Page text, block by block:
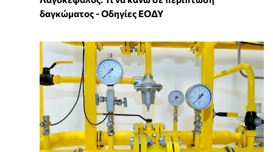
δαγκώματος - Οδηγίες ΕΟΔΥ